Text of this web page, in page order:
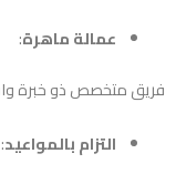
عمالة ماهرة:
فريق متخصص ذو خبرة
التزام بالمواعيد: